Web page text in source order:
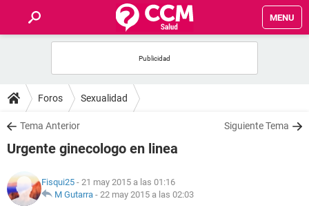
MENU
FOROS
SALUD
FAMILIA
NUTRICIÓN
Foros Sexualidad
Tema Anterior Siguiente Tema
Urgente ginecologo en linea
Fisqui25 - 21 may 2015 a las 01:16
M Gutarra - 22 may 2015 a las 02:03